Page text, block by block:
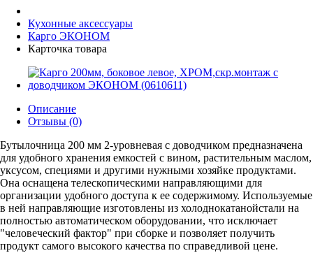
Кухонные аксессуары
Карго ЭКОНОМ
Карточка товара
Описание
Отзывы (0)
Бутылочница 200 мм 2-уровневая с доводчиком предназначена
для удобного хранения емкостей с вином, растительным маслом,
уксусом, специями и другими нужными хозяйке продуктами.
Она оснащена телескопическими направляющими для
организации удобного доступа к ее содержимому. Используемые
в ней направляющие изготовлены из холоднокатанойстали на
полностью автоматическом оборудовании, что исключает
"человеческий фактор" при сборке и позволяет получить
продукт самого высокого качества по справедливой цене.